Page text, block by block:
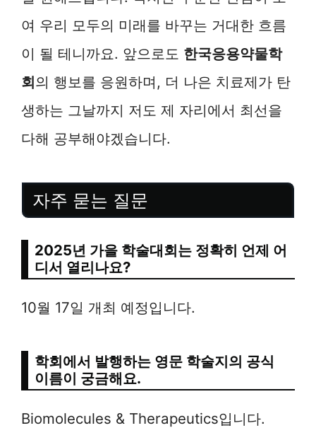
여 우리 모두의 미래를 바꾸는 거대한 흐름
이 될 테니까요. 앞으로도 한국응용약물학
회의 행보를 응원하며, 더 나은 치료제가 탄
생하는 그날까지 저도 제 자리에서 최선을
다해 공부해야겠습니다.
자주 묻는 질문
2025년 가을 학술대회는 정확히 언제 어
디서 열리나요?
10월 17일 개최 예정입니다.
학회에서 발행하는 영문 학술지의 공식
이름이 궁금해요.
Biomolecules & Therapeutics입니다.